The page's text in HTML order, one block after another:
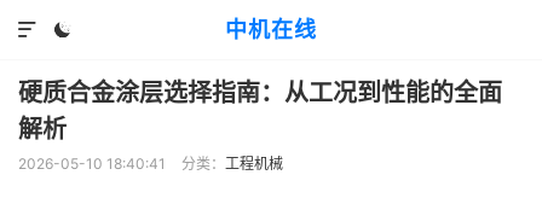
中机在线


硬质合金涂层选择指南：从工况到性能的全面
解析
2026-05-10 18:40:41 分类： 工程机械